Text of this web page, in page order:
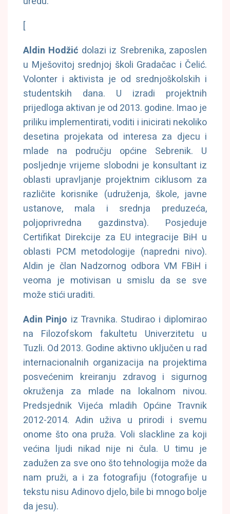
[
Aldin Hodžić dolazi iz Srebrenika, zaposlen
u Mješovitoj srednjoj školi Gradačac i Čelić.
Volonter i aktivista je od srednjoškolskih i
studentskih dana. U izradi projektnih
prijedloga aktivan je od 2013. godine. Imao je
priliku implementirati, voditi i inicirati nekoliko
desetina projekata od interesa za djecu i
mlade na području općine Sebrenik. U
posljednje vrijeme slobodni je konsultant iz
oblasti upravljanje projektnim ciklusom za
različite korisnike (udruženja, škole, javne
ustanove, mala i srednja preduzeća,
poljoprivredna gazdinstva). Posjeduje
Certifikat Direkcije za EU integracije BiH u
oblasti PCM metodologije (napredni nivo).
Aldin je član Nadzornog odbora VM FBiH i
veoma je motivisan u smislu da se sve
može stići uraditi.
Adin Pinjo iz Travnika. Studirao i diplomirao
na Filozofskom fakultetu Univerzitetu u
Tuzli. Od 2013. Godine aktivno uključen u rad
internacionalnih organizacija na projektima
posvećenim kreiranju zdravog i sigurnog
okruženja za mlade na lokalnom nivou.
Predsjednik Vijeća mladih Općine Travnik
2012-2014. Adin uživa u prirodi i svemu
onome što ona pruža. Voli slackline za koji
većina ljudi nikad nije ni čula. U timu je
zadužen za sve ono što tehnologija može da
nam pruži, a i za fotografiju (fotografije u
tekstu nisu Adinovo djelo, bile bi mnogo bolje
da jesu).